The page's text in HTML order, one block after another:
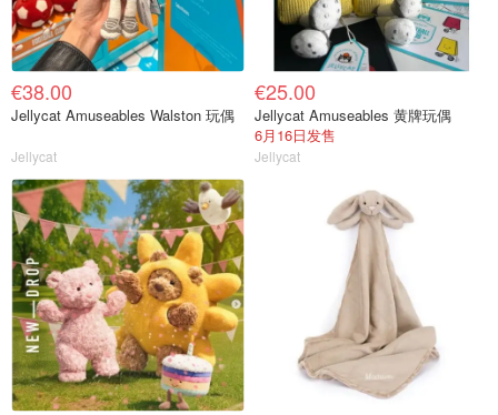
€38.00
Jellycat Amuseables Walston 玩偶
Jellycat
€25.00
Jellycat Amuseables 黄牌玩偶
6月16日发售
Jellycat